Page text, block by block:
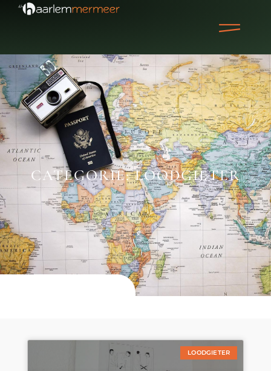
CATEGORIE: LOODGIETER
LOODGIETER